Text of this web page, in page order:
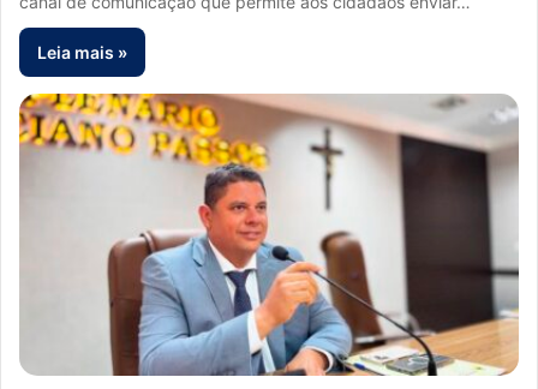
Leia mais »